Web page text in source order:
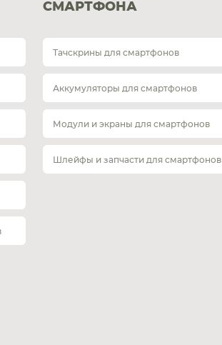
СМАРТФОНА
Тачскрины для смартфонов
Аккумуляторы для смартфонов
Модули и экраны для смартфонов
Шлейфы и запчасти для смартфонов